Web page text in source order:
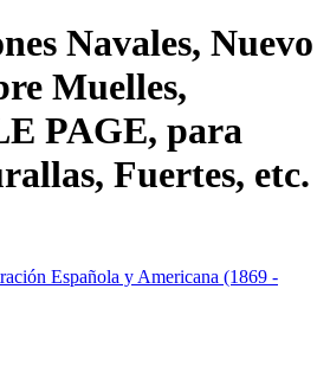
Navales, Nuevo
Muelles,
PAGE, para
Fuertes, etc.
Española y Americana (1869 -